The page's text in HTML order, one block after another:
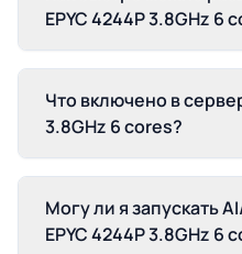
EPYC 4244P 3.8GHz 6
Что включено в
3.8GHz 6 cores?
Могу ли я запускать
EPYC 4244P 3.8GHz 6